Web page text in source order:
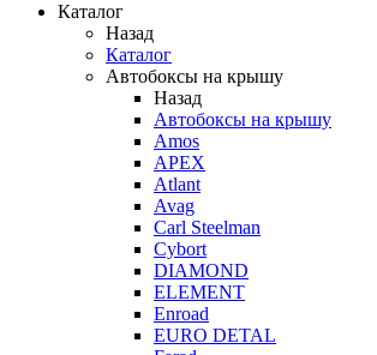
Каталог
Назад
Каталог
Автобоксы на крышу
Назад
Автобоксы на крышу
Amos
APEX
Atlant
Avag
Carl Steelman
Cybort
DIAMOND
ELEMENT
Enroad
EURO DETAL